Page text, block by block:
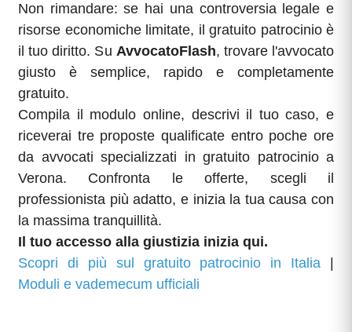
Non rimandare: se hai una controversia legale e
risorse economiche limitate, il gratuito patrocinio è
il tuo diritto. Su AvvocatoFlash, trovare l'avvocato
giusto è semplice, rapido e completamente
gratuito.
Compila il modulo online, descrivi il tuo caso, e
riceverai tre proposte qualificate entro poche ore
da avvocati specializzati in gratuito patrocinio a
Verona. Confronta le offerte, scegli il
professionista più adatto, e inizia la tua causa con
la massima tranquillità.
Il tuo accesso alla giustizia inizia qui.
Scopri di più sul gratuito patrocinio in Italia
Moduli e vademecum ufficiali